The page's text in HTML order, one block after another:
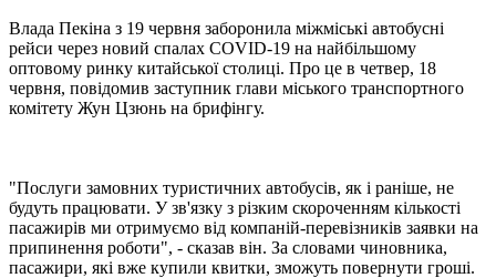
Влада Пекіна з 19 червня заборонила міжміські автобусні
рейси через новий спалах COVID-19 на найбільшому
оптовому ринку китайської столиці. Про це в четвер, 18
червня, повідомив заступник глави міського транспортного
комітету Жун Цзюнь на брифінгу.
"Послуги замовних туристичних автобусів, як і раніше, не
будуть працювати. У зв'язку з різким скороченням кількості
пасажирів ми отримуємо від компаній-перевізників заявки на
припинення роботи", - сказав він. За словами чиновника,
пасажири, які вже купили квитки, зможуть повернути гроші.